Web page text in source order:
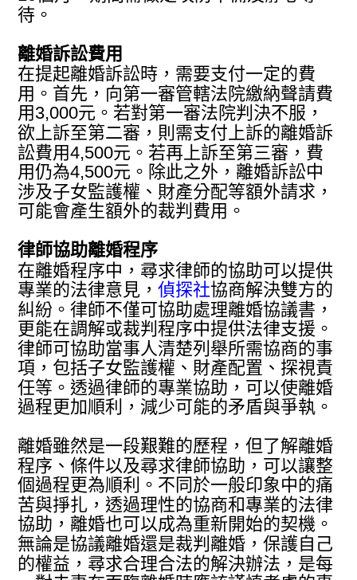
待。
離婚訴訟費用
在提起離婚訴訟時，需要支付一定的費
用。首先，向第一審管轄法院繳納聲請費
用3,000元。若對第一審法院判決不服，
欲上訴至第二審，則需支付上訴的離婚訴
訟費用4,500元。若再上訴至第三審，費
用仍為4,500元。除此之外，離婚訴訟中
涉及子女監護權、財產分配等額外請求，
可能會產生額外的裁判費用。
律師協助離婚程序
在離婚程序中，尋求律師的協助可以提供
專業的法律意見，偵探社協商解決雙方的
糾紛。律師不僅可協助處理離婚協議書，
更能在調解或裁判程序中提供法律支援。
律師可協助當事人清楚列舉所需協商的事
項，包括子女監護權、財產配置、探視責
任等。透過律師的專業協助，可以使離婚
過程更加順利，減少可能的矛盾與爭執。
離婚雖然是一段艱難的歷程，但了解離婚
程序、條件以及尋求律師協助，可以讓整
個過程更為順利。不同於一般印象中的痛
苦與掙扎，透過理性的協商和專業的法律
協助，離婚也可以成為重新開始的契機。
無論是協議離婚還是裁判離婚，保護自己
的權益，尋求合理合法的解決辦法，是每